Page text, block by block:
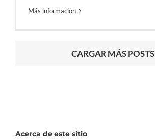
Más información
CARGAR MÁS POSTS
Acerca de este sitio